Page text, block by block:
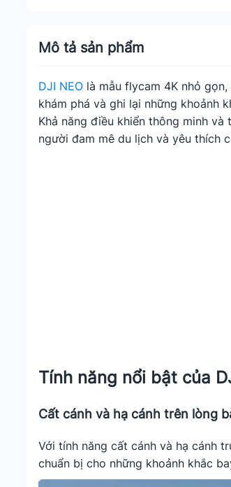
Mô tả sản phẩm
DJI NEO là mẫu flycam 4K nhỏ
khám phá và ghi lại những khoảnh
Khả năng điều khiển thông minh
người đam mê du lịch và yêu thích
Tính năng nổi bật của
Cất cánh và hạ cánh trên lòng
Với tính năng cất cánh và hạ cánh
chuẩn bị cho những khoảnh khắc